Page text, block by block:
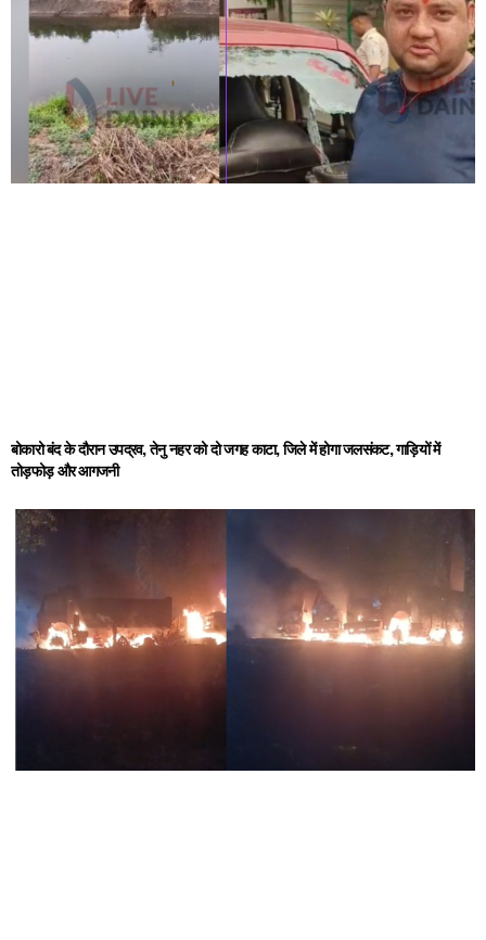
बोकारो बंद के दौरान उपद्रव, तेनु नहर को दो जगह काटा, जिले में होगा जलसंकट, गाड़ियों में
तोड़फोड़ और आगजनी